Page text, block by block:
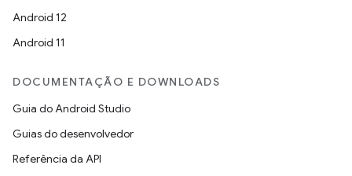
Android 12
Android 11
DOCUMENTAÇÃO E DOWNLOADS
Guia do Android Studio
Guias do desenvolvedor
Referência da API